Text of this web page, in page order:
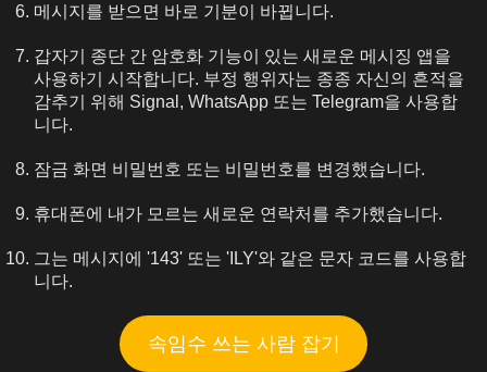
메시지를 받으면 바로 기분이 바뀝니다.
갑자기 종단 간 암호화 기능이 있는 새로운 메시징 앱을
사용하기 시작합니다. 부정 행위자는 종종 자신의 흔적을
감추기 위해 Signal, WhatsApp 또는 Telegram을 사용합
니다.
잠금 화면 비밀번호 또는 비밀번호를 변경했습니다.
휴대폰에 내가 모르는 새로운 연락처를 추가했습니다.
그는 메시지에 '143' 또는 'ILY'와 같은 문자 코드를 사용합
니다.
속임수 쓰는 사람 잡기